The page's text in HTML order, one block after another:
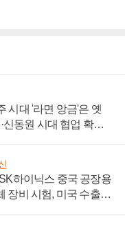
시대 '라면 앙금'은 옛
신동원 시대 협업 확대
하이닉스 중국 공장용
장비 시험, 미국 수출통